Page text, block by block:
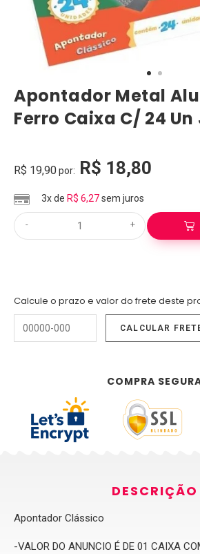
Apontador Metal
Ferro Caixa C/ 24
R$ 19,90por: R$ 18,80
3x de R$ 6,27sem juros
- +
Calcule o prazo e valor do frete deste
COMPRA
DESCRIÇÃO
Apontador Clássico
-VALOR DO ANUNCIO É DE 01 CAIXA